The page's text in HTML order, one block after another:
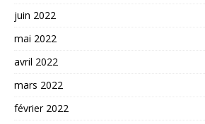
juin 2022
mai 2022
avril 2022
mars 2022
février 2022